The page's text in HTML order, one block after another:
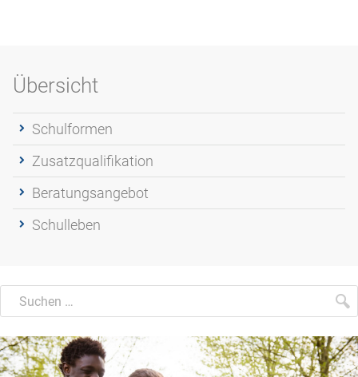
Übersicht
Schulformen
Zusatzqualifikation
Beratungsangebot
Schulleben
Suche
Suchen